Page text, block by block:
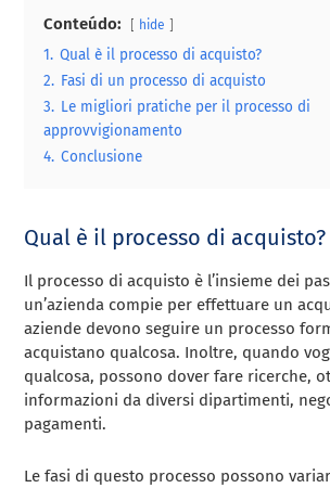
Conteúdo: hide
1. Qual è il processo di acquisto?
2. Fasi di un processo di acquisto
3. Le migliori pratiche per il processo di
approvvigionamento
4. Conclusione
Qual è il processo di acquisto?
Il processo di acquisto è l’insieme dei
un’azienda compie per effettuare un
aziende devono seguire un processo
acquistano qualcosa. Inoltre, quando
qualcosa, possono dover fare ricerche,
informazioni da diversi dipartimenti,
pagamenti.
Le fasi di questo processo possono